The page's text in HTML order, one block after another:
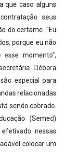
que caso alguns
seus
do certame. “Eu
porque eu não
momento”,
Débora
especial para
relacionadas
sendo cobrado.
(Semed)
nessas
colocar um